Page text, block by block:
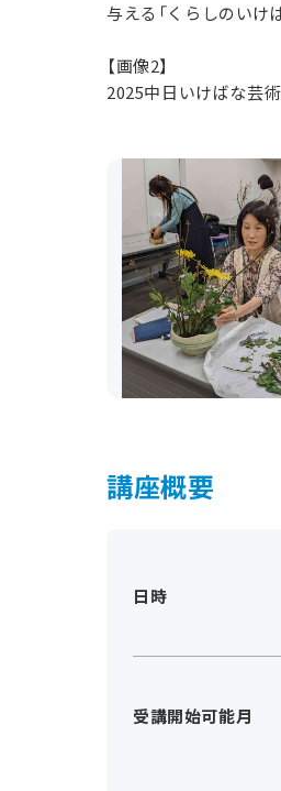
与える「くらしのいけ
【画像2】
2025中日いけばな芸
講座概要
日時
受講開始可能月